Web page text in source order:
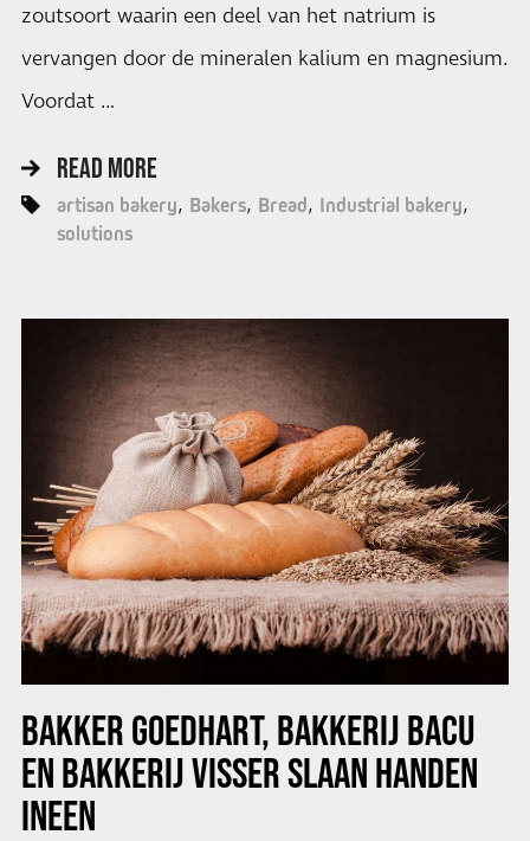
zoutsoort waarin een deel van het natrium is
vervangen door de mineralen kalium en magnesium.
Voordat …
READ MORE
artisan bakery Bakers Bread Industrial bakery
solutions
BAKKER GOEDHART, BAKKERIJ BACU
EN BAKKERIJ VISSER SLAAN HANDEN
INEEN